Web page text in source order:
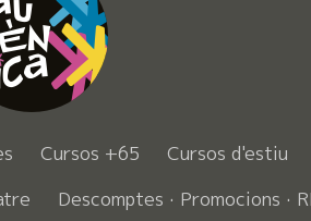
Cursos +65 Cursos d'estiu
Descomptes · Promocions ·